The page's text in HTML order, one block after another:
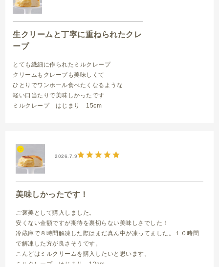
生クリームと丁寧に重ねられたクレ
ープ
とても繊細に作られたミルクレープ
クリームもクレープも美味しくて
ひとりでワンホール食べたくなるような
軽い口当たりで美味しかったです
ミルクレープ はじまり 15cm
2026.7.9
美味しかったです！
ご褒美として購入しました。
安くない金額ですが期待を裏切らない美味しさでした！
冷蔵庫で８時間解凍した際はまだ真ん中が凍ってました。１０時間
で解凍した方が良さそうです。
こんどはミルクリームを購入したいと思います。
ミルクレープ はじまり 12cm